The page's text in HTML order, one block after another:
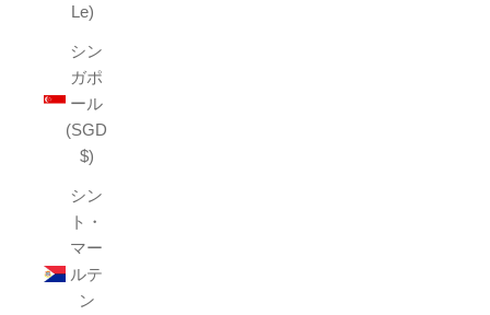
Le)
シン
ガポ
ール
(SGD
$)
シン
ト・
マー
ルテ
ン